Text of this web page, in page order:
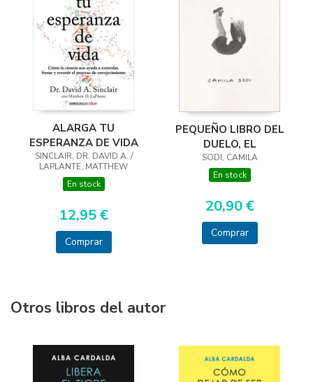
ALARGA TU
ESPERANZA DE VIDA
SINCLAIR, DR. DAVID A. /
LAPLANTE, MATTHEW
En stock
12,95 €
Comprar
PEQUEÑO LIBRO DEL
DUELO, EL
SODI, CAMILA
En stock
20,90 €
Comprar
Otros libros del autor